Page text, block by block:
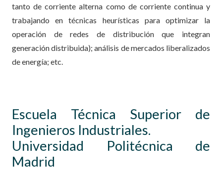
tanto de corriente alterna como de corriente continua y
trabajando en técnicas heurísticas para optimizar la
operación de redes de distribución que integran
generación distribuida); análisis de mercados liberalizados
de energía; etc.
Escuela Técnica Superior de
Ingenieros Industriales.
Universidad Politécnica de
Madrid